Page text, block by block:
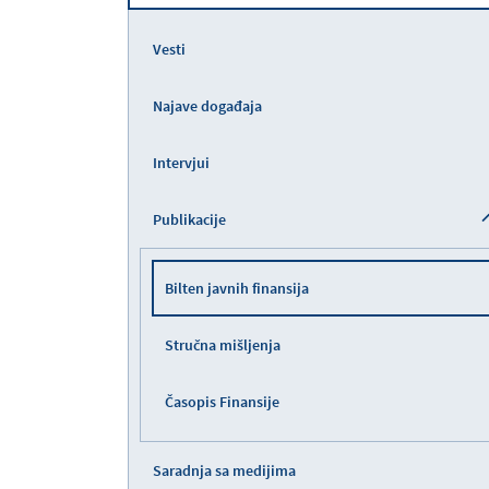
Vesti
Najave događaja
Intervjui
Publikacije
Bilten javnih finansija
Stručna mišljenja
Časopis Finansije
Saradnja sa medijima